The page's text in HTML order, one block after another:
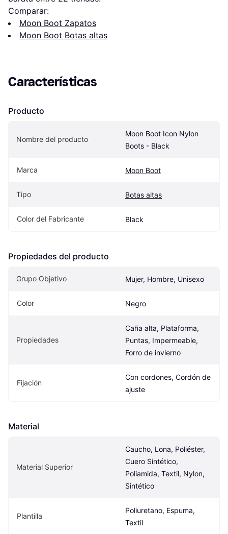
Comparar:
Moon Boot Zapatos
Moon Boot Botas altas
Características
Producto
Nombre del producto
Moon Boot Icon Nylon
Boots - Black
Marca Moon Boot
Tipo Botas altas
Color del Fabricante Black
Propiedades del producto
Grupo Objetivo Mujer, Hombre, Unisexo
Color Negro
Propiedades
Caña alta, Plataforma,
Puntas, Impermeable,
Forro de invierno
Fijación
Con cordones, Cordón de
ajuste
Material
Material Superior
Caucho, Lona, Poliéster,
Cuero Sintético,
Poliamida, Textil, Nylon,
Sintético
Plantilla
Poliuretano, Espuma,
Textil